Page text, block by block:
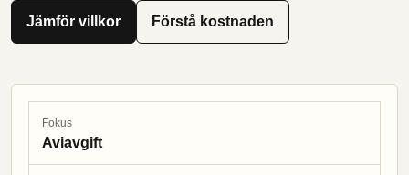
Jämför villkor Förstå kostnaden
Fokus
Aviavgift